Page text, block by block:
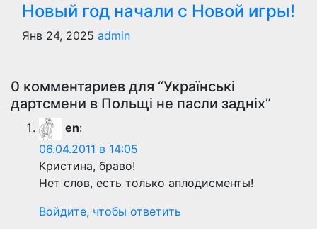
Новый год начали с Новой игры!
Янв 24, 2025 admin
0 комментариев для “Українські
дартсмени в Польщі не пасли задніх”
en:
06.04.2011 в 14:05
Кристина, браво!
Нет слов, есть только аплодисменты!
Войдите, чтобы ответить